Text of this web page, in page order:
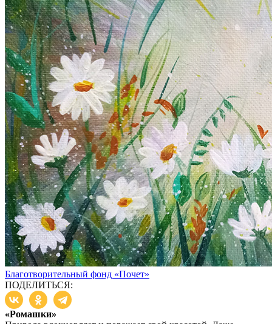
Благотворительный фонд «Почет»
ПОДЕЛИТЬСЯ:
«Ромашки»